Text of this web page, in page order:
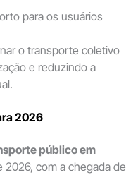
para os usuários
o transporte coletivo
e reduzindo a
2026
público em
com a chegada de